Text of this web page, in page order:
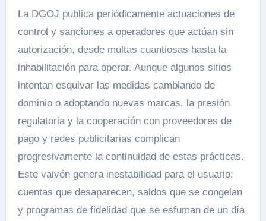
La DGOJ publica periódicamente actuaciones de
control y sanciones a operadores que actúan sin
autorización, desde multas cuantiosas hasta la
inhabilitación para operar. Aunque algunos sitios
intentan esquivar las medidas cambiando de
dominio o adoptando nuevas marcas, la presión
regulatoria y la cooperación con proveedores de
pago y redes publicitarias complican
progresivamente la continuidad de estas prácticas.
Este vaivén genera inestabilidad para el usuario:
cuentas que desaparecen, saldos que se congelan
y programas de fidelidad que se esfuman de un día